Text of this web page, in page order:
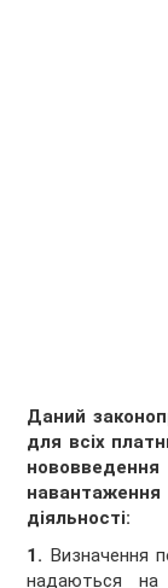
Даний
для всіх
діяльності:
1. Визначення
надаються на